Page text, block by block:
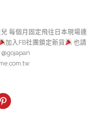
每個月固定飛往日本現場連
加入FB社團鎖定新貨
也請
@gojapan